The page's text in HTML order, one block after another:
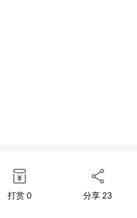
打赏 0 分享 23